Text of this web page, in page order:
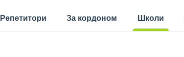
Репетитори За кордоном
Школи